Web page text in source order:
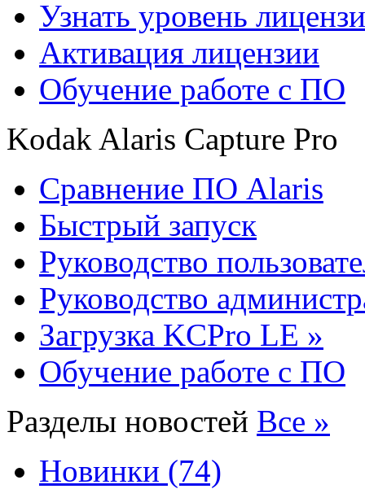
Узнать уровень
Активация лицензии
Обучение работе с ПО
Kodak Alaris Capture Pro
Сравнение ПО Alaris
Быстрый запуск
Руководство
Руководство
Загрузка KCPro LE »
Обучение работе с ПО
Разделы новостей Все »
Новинки (74)